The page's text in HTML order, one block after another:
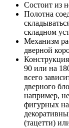
Состоит из
Полотна
складном
Механизм
дверной
90 или на
всего
дверного
например,
фигурных
(тацетти)